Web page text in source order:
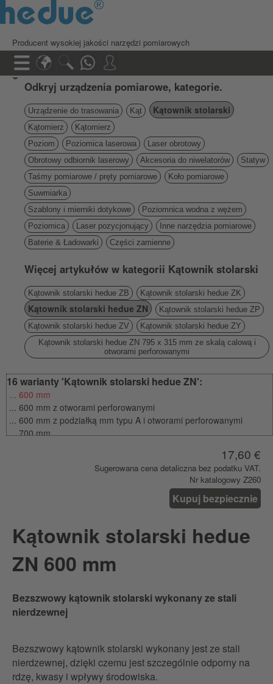
Producent wysokiej jakości narzędzi pomiarowych
Odkryj urządzenia pomiarowe, kategorie.
Urządzenie do trasowania Kąt Kątownik stolarski
Kątomierz
Kątomierz
Poziom
Poziomica laserowa
Laser obrotowy
Obrotowy odbiornik laserowy
Akcesoria do niwelatorów
Statyw
Taśmy pomiarowe / pręty pomiarowe
Koło pomiarowe
Suwmiarka
Szablony i mierniki dotykowe
Poziomnica wodna z wężem
Poziomica
Laser pozycjonujący
Inne narzędzia pomiarowe
Baterie & Ładowarki
Części zamienne
Więcej artykułów w kategorii Kątownik stolarski
Kątownik stolarski hedue ZB Kątownik stolarski hedue ZK
Kątownik stolarski hedue ZN
Kątownik stolarski hedue ZP
Kątownik stolarski hedue ZV
Kątownik stolarski hedue ZY
Kątownik stolarski hedue ZN 795 x 315 mm ze skalą calową i
otworami perforowanymi
16 warianty 'Kątownik stolarski hedue ZN':
... 600 mm
... 600 mm z otworami perforowanymi
... 600 mm z podziałką mm typu A i otworami perforowanymi
... 700 mm
... 700 mm z podziałką mm typu A i otworami perforowanymi
... 800 mm z podziałką mm typu A i otworami perforowanymi
... 800 mm z podziałką mm typu A i skalą perforowaną (z
... 800 mm z podziałką milimetrową typu B i otworami
perforowanymi.
... 800 mm z podziałką mm typ C
... 1000 mm
... 1000 mm z podziałką mm typu A i otworami perforowanymi
... 1000 mm z podziałką milimetrową typu B i otworami
17,60 €
Sugerowana cena detaliczna bez podatku VAT.
Nr katalogowy Z260
Kupuj bezpiecznie
Kątownik stolarski hedue
ZN 600 mm
Bezszwowy kątownik stolarski wykonany ze stali
nierdzewnej
Bezszwowy kątownik stolarski wykonany jest ze stali
nierdzewnej, dzięki czemu jest szczególnie odporny na
rdzę, kwasy i wpływy środowiska.